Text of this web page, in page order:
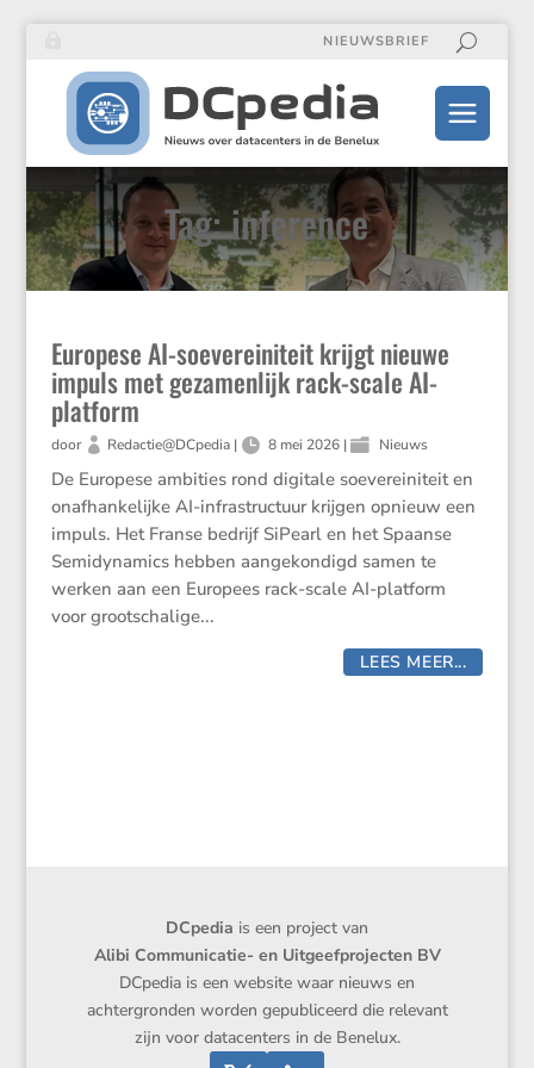
NIEUWSBRIEF
Tag: inference
Europese AI-soevereiniteit krijgt nieuwe
impuls met gezamenlijk rack-scale AI-
platform
door Redactie@DCpedia| 8 mei 2026 | Nieuws
De Europese ambities rond digitale soevereiniteit en
onafhankelijke AI-infrastructuur krijgen opnieuw een
impuls. Het Franse bedrijf SiPearl en het Spaanse
Semidynamics hebben aangekondigd samen te
werken aan een Europees rack-scale AI-platform
voor grootschalige...
LEES MEER...
DCpedia is een project van
Alibi Communicatie- en Uitgeefprojecten BV
DCpedia is een website waar nieuws en
achtergronden worden gepubliceerd die relevant
zijn voor datacenters in de Benelux.